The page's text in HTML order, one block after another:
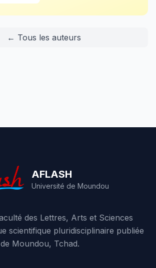
← Tous les auteurs
AFLASH
Université de Moundou
des Lettres, Arts et Sciences
scientifique pluridisciplinaire publiée
Moundou, Tchad.